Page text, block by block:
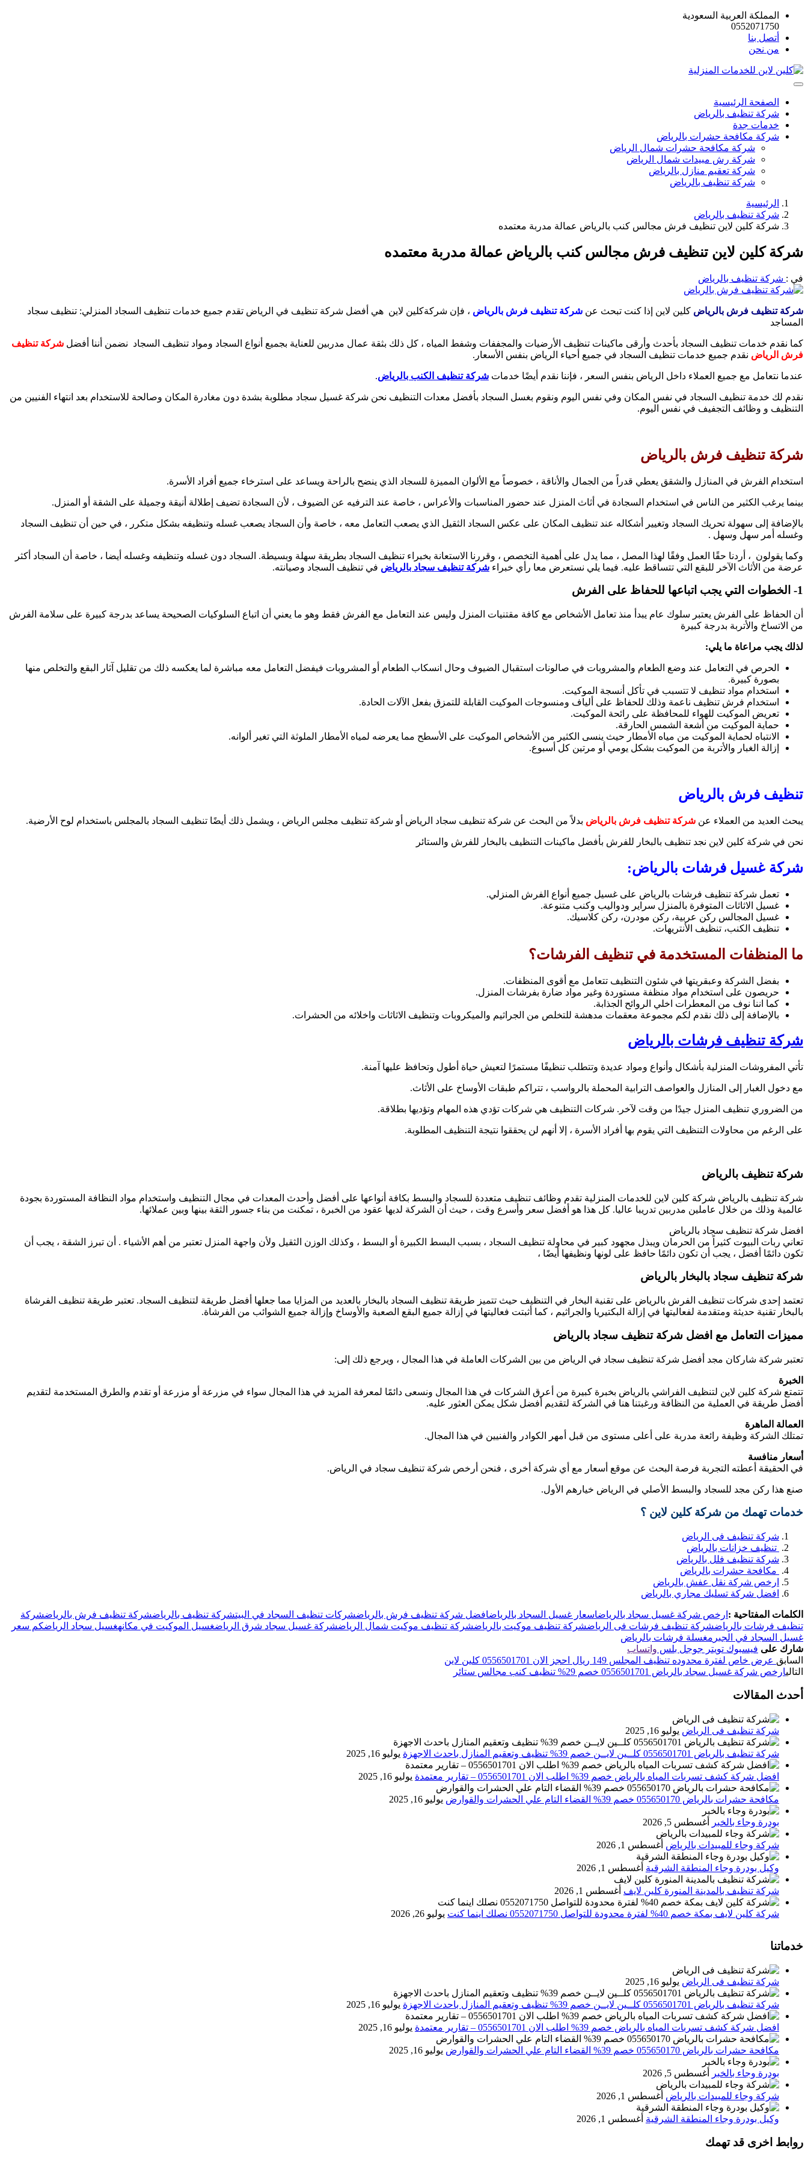
المملكة العربية السعودية
0552071750
أتصل بنا
من نحن
الصفحة الرئيسية
شركة تنظيف بالرياض
خدمات جدة
شركة مكافحة حشرات بالرياض
شركة مكافحة حشرات شمال الرياض
شركة رش مبيدات شمال الرياض
شركة تعقيم منازل بالرياض
شركة تنظيف بالرياض
الرئيسية
شركة تنظيف بالرياض
شركة كلين لاين تنظيف فرش مجالس كنب بالرياض عمالة مدربة معتمده
شركة كلين لاين تنظيف فرش مجالس كنب بالرياض عمالة مدربة معتمده
في : شركة تنظيف بالرياض
شركة تنظيف فرش بالرياض كلين لاين إذا كنت تبحث عن شركة تنظيف فرش بالرياض ، فإن شركةكلين لاين هي أفضل شركة تنظيف في الرياض تقدم جميع خدمات تنظيف السجاد المنزلي: تنظيف سجاد
المساجد
كما نقدم خدمات تنظيف السجاد بأحدث وأرقى ماكينات تنظيف الأرضيات والمجففات وشفط المياه ، كل ذلك بثقة عمال مدربين للعناية بجميع أنواع السجاد ومواد تنظيف السجاد نضمن أننا أفضل شركة تنظيف
فرش الرياض نقدم جميع خدمات تنظيف السجاد في جميع أحياء الرياض بنفس الأسعار.
عندما نتعامل مع جميع العملاء داخل الرياض بنفس السعر ، فإننا نقدم أيضًا خدمات شركة تنظيف الكنب بالرياض.
نقدم لك خدمة تنظيف السجاد في نفس المكان وفي نفس اليوم ونقوم بغسل السجاد بأفضل معدات التنظيف نحن شركة غسيل سجاد مطلوبة بشدة دون مغادرة المكان وصالحة للاستخدام بعد انتهاء الفنيين من
التنظيف و وظائف التجفيف في نفس اليوم.
شركة تنظيف فرش بالرياض
استخدام الفرش في المنازل والشقق يعطي قدراً من الجمال والأناقة ، خصوصاً مع الألوان المميزة للسجاد الذي ينضح بالراحة ويساعد على استرخاء جميع أفراد الأسرة.
بينما يرغب الكثير من الناس في استخدام السجادة في أثاث المنزل عند حضور المناسبات والأعراس ، خاصة عند الترفيه عن الضيوف ، لأن السجادة تضيف إطلالة أنيقة وجميلة على الشقة أو المنزل.
بالإضافة إلى سهولة تحريك السجاد وتغيير أشكاله عند تنظيف المكان على عكس السجاد الثقيل الذي يصعب التعامل معه ، خاصة وأن السجاد يصعب غسله وتنظيفه بشكل متكرر ، في حين أن تنظيف السجاد
وغسله أمر سهل وسهل .
وكما يقولون ، أردنا حقًا العمل وفقًا لهذا المصل ، مما يدل على أهمية التخصص ، وقررنا الاستعانة بخبراء تنظيف السجاد بطريقة سهلة وبسيطة. السجاد دون غسله وتنظيفه وغسله أيضا ، خاصة أن السجاد أكثر
عرضة من الأثاث الآخر للبقع التي تتساقط عليه. فيما يلي نستعرض معا رأي خبراء شركة تنظيف سجاد بالرياض في تنظيف السجاد وصيانته.
1- الخطوات التي يجب اتباعها للحفاظ على الفرش
أن الحفاظ على الفرش يعتبر سلوك عام يبدأ منذ تعامل الأشخاص مع كافة مقتنيات المنزل وليس عند التعامل مع الفرش فقط وهو ما يعني أن اتباع السلوكيات الصحيحة يساعد بدرجة كبيرة على سلامة الفرش
من الاتساخ والأتربة بدرجة كبيرة
لذلك يجب مراعاة ما يلي:
الحرص في التعامل عند وضع الطعام والمشروبات في صالونات استقبال الضيوف وحال انسكاب الطعام أو المشروبات فيفضل التعامل معه مباشرة لما يعكسه ذلك من تقليل آثار البقع والتخلص منها
بصورة كبيرة.
استخدام مواد تنظيف لا تتسبب في تأكل أنسجة الموكيت.
استخدام فرش تنظيف ناعمة وذلك للحفاظ على ألياف ومنسوجات الموكيت القابلة للتمزق بفعل الآلات الحادة.
تعريض الموكيت للهواء للمحافظة على رائحة الموكيت.
حماية الموكيت من أشعة الشمس الحارقة.
الانتباه لحماية الموكيت من مياه الأمطار حيث ينسى الكثير من الأشخاص الموكيت على الأسطح مما يعرضه لمياه الأمطار الملوثة التي تغير ألوانه.
إزالة الغبار والأتربة من الموكيت بشكل يومي أو مرتين كل أسبوع.
تنظيف فرش بالرياض
يبحث العديد من العملاء عن شركة تنظيف فرش بالرياض بدلاً من البحث عن شركة تنظيف سجاد الرياض أو شركة تنظيف مجلس الرياض ، ويشمل ذلك أيضًا تنظيف السجاد بالمجلس باستخدام لوح الأرضية.
نحن في شركة كلين لاين نجد تنظيف بالبخار للفرش بأفضل ماكينات التنظيف بالبخار للفرش والستائر
شركة غسيل فرشات بالرياض:
تعمل شركة تنظيف فرشات بالرياض على غسيل جميع أنواع الفرش المنزلي.
غسيل الاثاثات المتوفرة بالمنزل سراير ودواليب وكنب متنوعة.
غسيل المجالس ركن عربية، ركن مودرن، ركن كلاسيك.
تنظيف الكنب، تنظيف الأنتريهات.
ما المنظفات المستخدمة في تنظيف الفرشات؟
بفضل الشركة وعبقريتها في شئون التنظيف تتعامل مع أقوى المنظفات.
حريصون على استخدام مواد منظفة مستوردة وغير مواد ضارة بفرشات المنزل.
كما اننا نوف من المعطرات اخلي الروائح الجذابة.
بالإضافة إلى ذلك نقدم لكم مجموعة معقمات مدهشة للتخلص من الجراثيم والميكروبات وتنظيف الاثاثات واخلائه من الحشرات.
شركة تنظيف فرشات بالرياض
تأتي المفروشات المنزلية بأشكال وأنواع ومواد عديدة وتتطلب تنظيفًا مستمرًا لتعيش حياة أطول وتحافظ عليها آمنة.
مع دخول الغبار إلى المنازل والعواصف الترابية المحملة بالرواسب ، تتراكم طبقات الأوساخ على الأثاث.
من الضروري تنظيف المنزل جيدًا من وقت لآخر. شركات التنظيف هي شركات تؤدي هذه المهام وتؤديها بطلاقة.
على الرغم من محاولات التنظيف التي يقوم بها أفراد الأسرة ، إلا أنهم لن يحققوا نتيجة التنظيف المطلوبة.
شركة تنظيف بالرياض
شركة تنظيف بالرياض شركة كلين لاين للخدمات المنزلية تقدم وظائف تنظيف متعددة للسجاد والبسط بكافة أنواعها على أفضل وأحدث المعدات في مجال التنظيف واستخدام مواد النظافة المستوردة بجودة
عالمية وذلك من خلال عاملين مدربين تدريبا عاليا. كل هذا هو أفضل سعر وأسرع وقت ، حيث أن الشركة لديها عقود من الخبرة ، تمكنت من بناء جسور الثقة بينها وبين عملائها.
افضل شركة تنظيف سجاد بالرياض
تعاني ربات البيوت كثيراً من الحرمان ويبذل مجهود كبير في محاولة تنظيف السجاد ، بسبب البسط الكبيرة أو البسط ، وكذلك الوزن الثقيل ولأن واجهة المنزل تعتبر من أهم الأشياء . أن تبرز الشقة ، يجب أن
تكون دائمًا أفضل ، يجب أن تكون دائمًا حافظ على لونها ونظيفها أيضًا ،
شركة تنظيف سجاد بالبخار بالرياض
تعتمد إحدى شركات تنظيف الفرش بالرياض على تقنية البخار في التنظيف حيث تتميز طريقة تنظيف السجاد بالبخار بالعديد من المزايا مما جعلها أفضل طريقة لتنظيف السجاد. تعتبر طريقة تنظيف الفرشاة
بالبخار تقنية حديثة ومتقدمة لفعاليتها في إزالة البكتيريا والجراثيم ، كما أثبتت فعاليتها في إزالة جميع البقع الصعبة والأوساخ وإزالة جميع الشوائب من الفرشاة.
مميزات التعامل مع افضل شركة تنظيف سجاد بالرياض
تعتبر شركة شاركان مجد أفضل شركة تنظيف سجاد في الرياض من بين الشركات العاملة في هذا المجال ، ويرجع ذلك إلى:
الخبرة
تتمتع شركة كلين لاين لتنظيف الفراشي بالرياض بخبرة كبيرة من أعرق الشركات في هذا المجال ونسعى دائمًا لمعرفة المزيد في هذا المجال سواء في مزرعة أو مزرعة أو تقدم والطرق المستخدمة لتقديم
أفضل طريقة في العملية من النظافة ورغبتنا هنا في الشركة لتقديم أفضل شكل يمكن العثور عليه.
العمالة الماهرة
تمتلك الشركة وظيفة رائعة مدربة على أعلى مستوى من قبل أمهر الكوادر والفنيين في هذا المجال.
أسعار منافسة
في الحقيقة أعطته التجربة فرصة البحث عن موقع أسعار مع أي شركة أخرى ، فنحن أرخص شركة تنظيف سجاد في الرياض.
صنع هذا ركن مجد للسجاد والبسط الأصلي في الرياض خيارهم الأول.
خدمات تهمك من شركة كلين لاين ؟
شركة تنظيف فى الرياض
تنظيف خزانات بالرياض
شركة تنظيف فلل بالرياض
مكافحة حشرات بالرياض
ارخص شركة نقل عفش بالرياض
افضل شركة تسليك مجاري بالرياض
الكلمات المفتاحية : ارخص شركة غسيل سجاد بالرياضاسعار غسيل السجاد بالرياضافضل شركة تنظيف فرش بالرياضشركات تنظيف السجاد في البيتشركة تنظيف بالرياضشركة تنظيف فرش بالرياضشركة
تنظيف فرشات بالرياضشركة تنظيف فرشات فى الرياضشركة تنظيف موكيت بالرياضشركة تنظيف موكيت شمال الرياضشركة غسيل سجاد شرق الرياضغسيل الموكيت في مكانهغسيل سجاد الرياضكم سعر
غسيل السجاد في الجبر مغسلة فرشات بالرياض
شارك على فيسبوك تويتر جوجل بلس واتساب
السابق عرض خاص لفترة محدوده تنظيف المجلس 149 ريال احجز الان 0556501701 كلين لاين
التاليارخص شركة غسيل سجاد بالرياض 0556501701 خصم 29% تنظيف كنب مجالس ستائر
أحدث المقالات
شركة تنظيف فى الرياض يوليو 16, 2025
شركة تنظيف بالرياض 0556501701 كلــين لايــن خصم 39% تنظيف وتعقيم المنازل باحدث الاجهزة يوليو 16, 2025
افضل شركة كشف تسربات المياه بالرياض خصم 39% اطلب الان 0556501701‬‏ – تقارير معتمدة يوليو 16, 2025
مكافحة حشرات بالرياض 055650170 خصم 39% القضاء التام علي الحشرات والقوارض يوليو 16, 2025
بودرة وجاء بالخبر أغسطس 5, 2026
شركة وجاء للمبيدات بالرياض أغسطس 1, 2026
وكيل بودرة وجاء المنطقة الشرقية أغسطس 1, 2026
شركة تنظيف بالمدينة المنورة كلين لايف أغسطس 1, 2026
شركة كلين لايف بمكة خصم 40% لفترة محدودة للتواصل 0552071750 نصلك اينما كنت يوليو 26, 2026
خدماتنا
شركة تنظيف فى الرياض يوليو 16, 2025
شركة تنظيف بالرياض 0556501701 كلــين لايــن خصم 39% تنظيف وتعقيم المنازل باحدث الاجهزة يوليو 16, 2025
افضل شركة كشف تسربات المياه بالرياض خصم 39% اطلب الان 0556501701‬‏ – تقارير معتمدة يوليو 16, 2025
مكافحة حشرات بالرياض 055650170 خصم 39% القضاء التام علي الحشرات والقوارض يوليو 16, 2025
بودرة وجاء بالخبر أغسطس 5, 2026
شركة وجاء للمبيدات بالرياض أغسطس 1, 2026
وكيل بودرة وجاء المنطقة الشرقية أغسطس 1, 2026
روابط اخرى قد تهمك